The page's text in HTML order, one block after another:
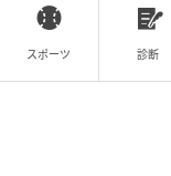
スポーツ 診断